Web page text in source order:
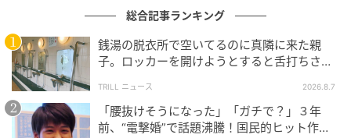
京都西山旅感 HOTSUU 撮影
オープニングを飾ったのは、地元・寺戸中学校の吹奏
楽部によるマーチングバンドのパレードです。学校か
ら会場まで演奏しながら行進してくる姿に沿道にも人
総合記事ランキング
銭湯の脱衣所で空いてるのに真隣に来た親
子。ロッカーを開けようとすると舌打ちさ
中で拍手」
TRILL ニュース 2026.8.7
「腰抜けそうになった」「ガチで？」３年
前、“電撃婚”で話題沸騰！国民的ヒット作